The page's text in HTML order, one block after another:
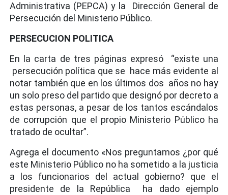
Administrativa (PEPCA) y la Dirección General de
Persecución del Ministerio Público.
PERSECUCION POLITICA
En la carta de tres páginas expresó “existe una
persecución política que se hace más evidente al
notar también que en los últimos dos años no hay
un solo preso del partido que designó por decreto a
estas personas, a pesar de los tantos escándalos
de corrupción que el propio Ministerio Público ha
tratado de ocultar”.
Agrega el documento «Nos preguntamos ¿por qué
este Ministerio Público no ha sometido a la justicia
a los funcionarios del actual gobierno? que el
presidente de la República ha dado ejemplo